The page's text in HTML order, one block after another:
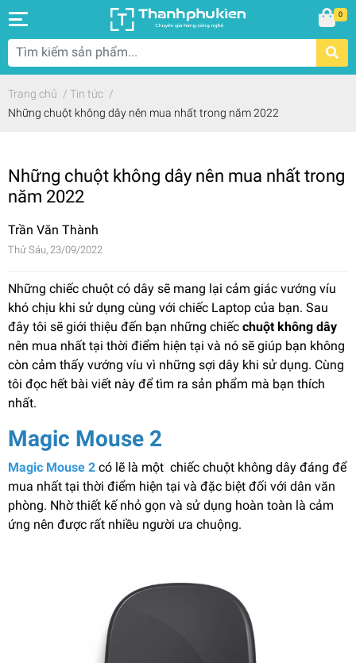
0
Trang chủ / Tin tức /
Những chuột không dây nên mua nhất trong năm 2022
Những chuột không dây nên mua nhất trong
năm 2022
Trần Văn Thành
Thứ Sáu, 23/09/2022
Những chiếc chuột có dây sẽ mang lại cảm giác vướng víu
khó chịu khi sử dụng cùng với chiếc Laptop của bạn. Sau
đây tôi sẽ giới thiệu đến bạn những chiếc chuột không dây
nên mua nhất tại thời điểm hiện tại và nó sẽ giúp bạn không
còn cảm thấy vướng víu vì những sợi dây khi sử dụng. Cùng
tôi đọc hết bài viết này để tìm ra sản phẩm mà bạn thích
nhất.
Magic Mouse 2
Magic Mouse 2 có lẽ là một chiếc chuột không dây đáng để
mua nhất tại thời điểm hiện tại và đặc biệt đối với dân văn
phòng. Nhờ thiết kế nhỏ gọn và sử dụng hoàn toàn là cảm
ứng nên được rất nhiều người ưa chuộng.